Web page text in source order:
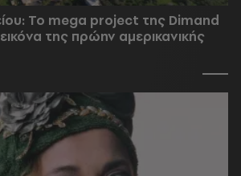
To mega project της Dimand
της πρώην αμερικανικής